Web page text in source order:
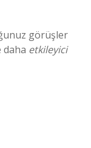
görüşler
daha etkileyici